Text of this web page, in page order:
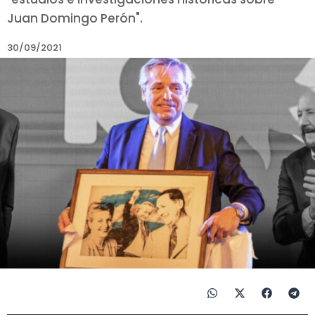
Juan Domingo Perón".
30/09/2021